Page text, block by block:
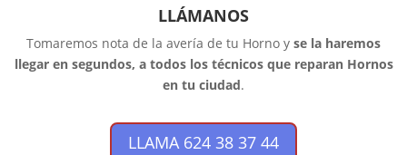
LLÁMANOS
Tomaremos nota de la avería de tu Horno y se la haremos
llegar en segundos, a todos los técnicos que reparan Hornos
en tu ciudad.
LLAMA 624 38 37 44